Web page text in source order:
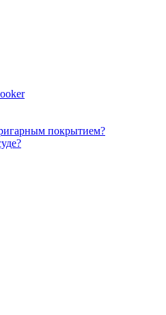
покрытием?